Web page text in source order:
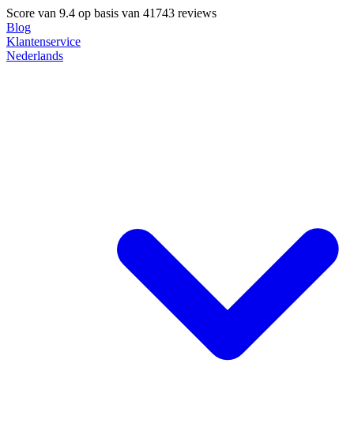
Score van 9.4 op basis van 41743 reviews
Blog
Klantenservice
Nederlands